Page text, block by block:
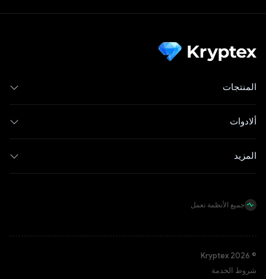
المنتجات
ألادوات
المزيد
جميع الأنظمة تعمل
© Kryptex 2026
شروط الخدمة